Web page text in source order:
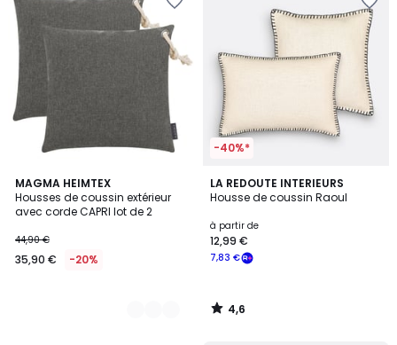
MAGMA HEIMTEX
Housses de coussin extérieur
avec corde CAPRI lot de 2
44,90 €
35,90 € -20%
5
Couleurs
-40%*
LA REDOUTE INTERIEURS
Housse de coussin Raoul
à partir de
7,83 €
12,99 €
4,6
/ 5
4,6
/